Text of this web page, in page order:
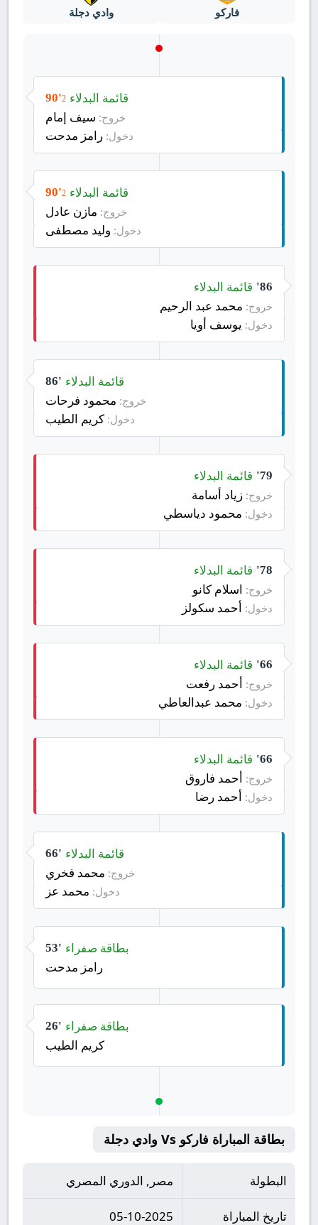
فاركو وادي دجلة
90'2 قائمة البدلاء
خروج: سيف إمام
دخول: رامز مدحت
90'2 قائمة البدلاء
خروج: مازن عادل
دخول: وليد مصطفى
86' قائمة البدلاء
خروج: محمد عبد الرحيم
دخول: يوسف أويا
86' قائمة البدلاء
خروج: محمود فرحات
دخول: كريم الطيب
79' قائمة البدلاء
خروج: زياد أسامة
دخول: محمود دياسطي
78' قائمة البدلاء
خروج: اسلام كانو
دخول: أحمد سكولز
66' قائمة البدلاء
خروج: أحمد رفعت
دخول: محمد عبدالعاطي
66' قائمة البدلاء
خروج: أحمد فاروق
دخول: أحمد رضا
66' قائمة البدلاء
خروج: محمد فخري
دخول: محمد عز
53' بطاقة صفراء
رامز مدحت
26' بطاقة صفراء
كريم الطيب
بطاقة المباراة فاركو Vs وادي دجلة
البطولة مصر, الدوري المصري
تاريخ المباراة 05-10-2025